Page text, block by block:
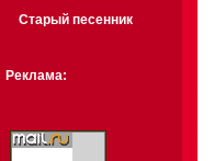
Старый песенник
Реклама: